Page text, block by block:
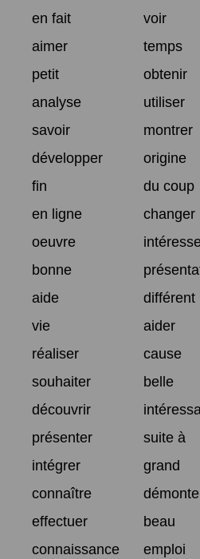
en fait
voir
aimer
temps
petit
obtenir
analyse
utiliser
savoir
montrer
développer
origine
fin
du coup
en ligne
changer
oeuvre
bonne
aide
différent
vie
aider
réaliser
cause
souhaiter
belle
découvrir
présenter
suite à
intégrer
grand
connaître
effectuer
beau
connaissance
emploi